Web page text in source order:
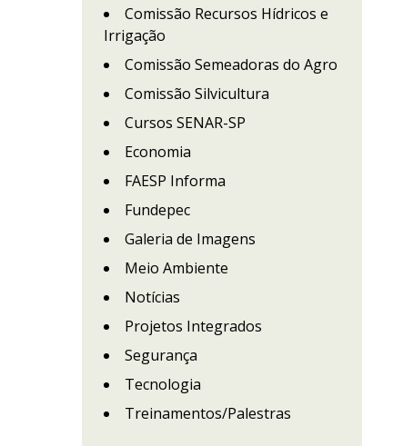
Comissão Recursos Hídricos e
Irrigação
Comissão Semeadoras do Agro
Comissão Silvicultura
Cursos SENAR-SP
Economia
FAESP Informa
Fundepec
Galeria de Imagens
Meio Ambiente
Notícias
Projetos Integrados
Segurança
Tecnologia
Treinamentos/Palestras